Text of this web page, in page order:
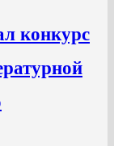
конкурс